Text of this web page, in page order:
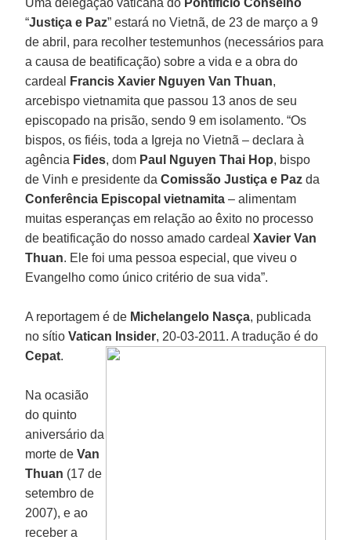
“Justiça e Paz” estará no Vietnã, de 23 de março a 9
de abril, para recolher testemunhos (necessários para
a causa de beatificação) sobre a vida e a obra do
cardeal
Francis Xavier Nguyen Van Thuan,
arcebispo vietnamita que passou 13 anos de seu
episcopado na prisão, sendo 9 em isolamento. “Os
bispos, os fiéis, toda a Igreja no Vietnã – declara à
agência Fides, dom Paul Nguyen Thai Hop, bispo
de Vinh e presidente daComissão Justiça e Paz da
Conferência Episcopal vietnamita – alimentam
muitas esperanças em relação ao êxito no processo
de beatificação do nosso amado cardealXavier Van
Thuan. Ele foi uma pessoa especial, que viveu o
Evangelho como único critério de sua vida”.
A reportagem é de Michelangelo Nasça, publicada
no sítioVatican Insider, 20-03-2011. A tradução é do
Cepat.
Na ocasião
do quinto
aniversário da
morte deVan
Thuan (17 de
setembro de
2007), e ao
receber a